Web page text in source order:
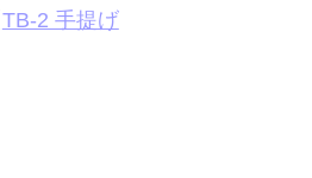
TB-2 手提げ